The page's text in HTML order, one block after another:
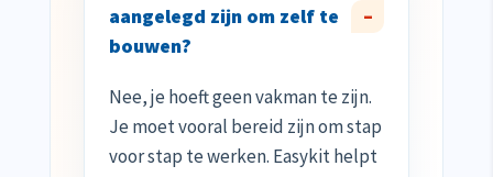
aangelegd zijn om zelf te
bouwen?
Nee, je hoeft geen vakman te zijn.
Je moet vooral bereid zijn om stap
voor stap te werken. Easykit helpt